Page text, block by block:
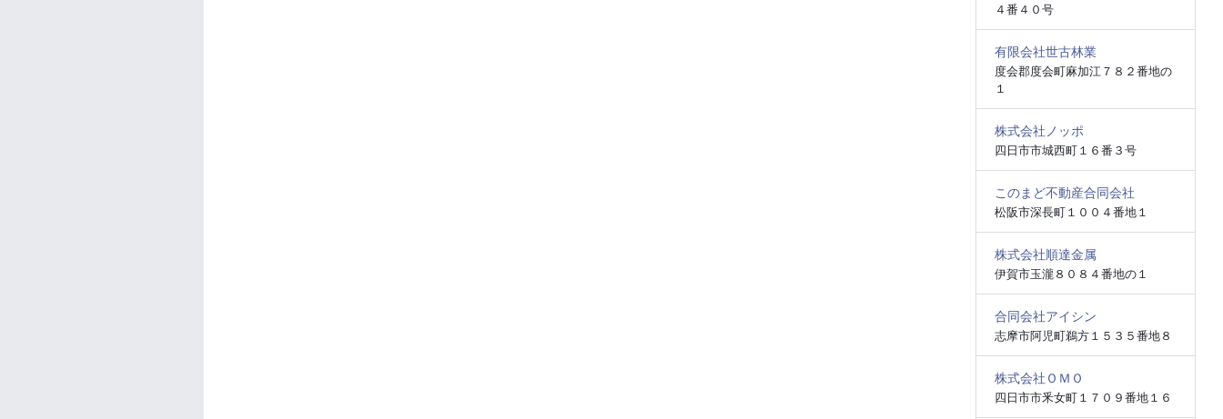
４番４０号
有限会社世古林業
度会郡度会町麻加江７８２番地の
１
株式会社ノッポ
四日市市城西町１６番３号
このまど不動産合同会社
松阪市深長町１００４番地１
株式会社順達金属
伊賀市玉瀧８０８４番地の１
合同会社アイシン
志摩市阿児町鵜方１５３５番地８
株式会社ＯＭＯ
四日市市釆女町１７０９番地１６